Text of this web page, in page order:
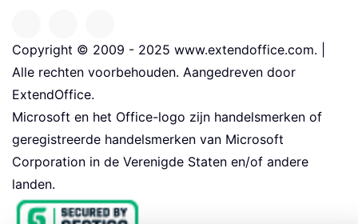
Copyright © 2009 - 2025 www.extendoffice.com. |
Alle rechten voorbehouden. Aangedreven door
ExtendOffice.
Microsoft en het Office-logo zijn handelsmerken of
geregistreerde handelsmerken van Microsoft
Corporation in de Verenigde Staten en/of andere
landen.